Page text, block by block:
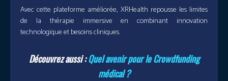
Avec cette plateforme améliorée, XRHealth repousse les limites
de la thérapie immersive en combinant innovation
technologique et besoins cliniques.
Découvrez aussi :Quel avenir pour le Crowdfunding
médical ?